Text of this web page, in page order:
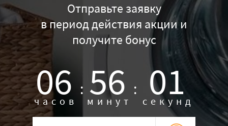
Отправьте заявку
в период действия акции и
получите бонус
06 :
часов 56 :
минут 00
секунд